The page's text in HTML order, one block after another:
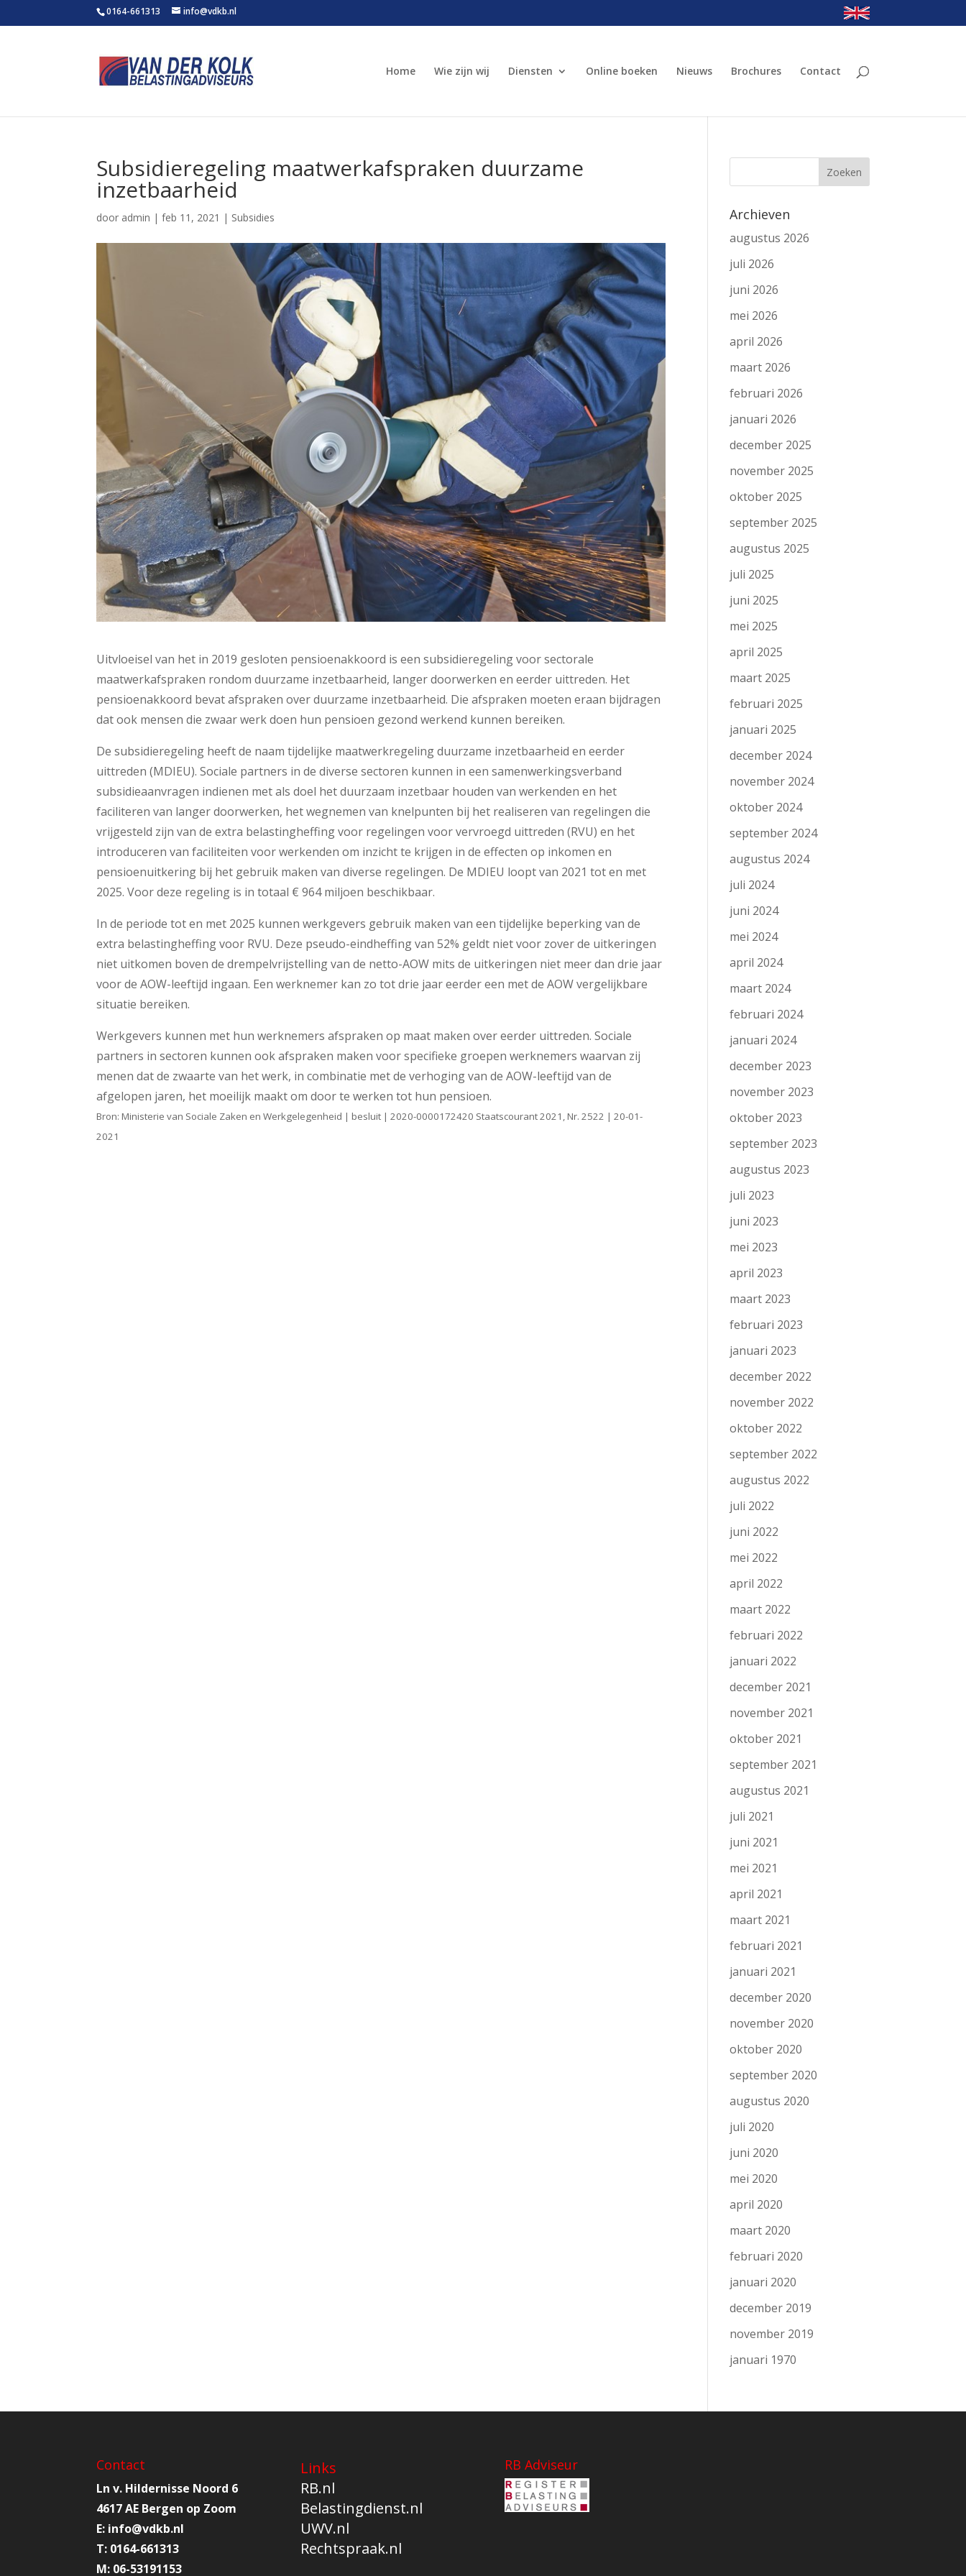
0164-661313 info@vdkb.nl
Home Wie zijn wij Diensten Online boeken Nieuws Brochures Contact
Subsidieregeling maatwerkafspraken duurzame
inzetbaarheid
door admin |feb 11, 2021 | Subsidies
Uitvloeisel van het in 2019 gesloten pensioenakkoord is een subsidieregeling voor sectorale
maatwerkafspraken rondom duurzame inzetbaarheid, langer doorwerken en eerder uittreden. Het
pensioenakkoord bevat afspraken over duurzame inzetbaarheid. Die afspraken moeten eraan bijdragen
dat ook mensen die zwaar werk doen hun pensioen gezond werkend kunnen bereiken.
De subsidieregeling heeft de naam tijdelijke maatwerkregeling duurzame inzetbaarheid en eerder
uittreden (MDIEU). Sociale partners in de diverse sectoren kunnen in een samenwerkingsverband
subsidieaanvragen indienen met als doel het duurzaam inzetbaar houden van werkenden en het
faciliteren van langer doorwerken, het wegnemen van knelpunten bij het realiseren van regelingen die
vrijgesteld zijn van de extra belastingheffing voor regelingen voor vervroegd uittreden (RVU) en het
introduceren van faciliteiten voor werkenden om inzicht te krijgen in de effecten op inkomen en
pensioenuitkering bij het gebruik maken van diverse regelingen. De MDIEU loopt van 2021 tot en met
2025. Voor deze regeling is in totaal € 964 miljoen beschikbaar.
In de periode tot en met 2025 kunnen werkgevers gebruik maken van een tijdelijke beperking van de
extra belastingheffing voor RVU. Deze pseudo-eindheffing van 52% geldt niet voor zover de uitkeringen
niet uitkomen boven de drempelvrijstelling van de netto-AOW mits de uitkeringen niet meer dan drie jaar
voor de AOW-leeftijd ingaan. Een werknemer kan zo tot drie jaar eerder een met de AOW vergelijkbare
situatie bereiken.
Werkgevers kunnen met hun werknemers afspraken op maat maken over eerder uittreden. Sociale
partners in sectoren kunnen ook afspraken maken voor specifieke groepen werknemers waarvan zij
menen dat de zwaarte van het werk, in combinatie met de verhoging van de AOW-leeftijd van de
afgelopen jaren, het moeilijk maakt om door te werken tot hun pensioen.
Bron: Ministerie van Sociale Zaken en Werkgelegenheid | besluit | 2020-0000172420 Staatscourant 2021, Nr. 2522 | 20-01-
2021
Archieven
augustus 2026
juli 2026
juni 2026
mei 2026
april 2026
maart 2026
februari 2026
januari 2026
december 2025
november 2025
oktober 2025
september 2025
augustus 2025
juli 2025
juni 2025
mei 2025
april 2025
maart 2025
februari 2025
januari 2025
december 2024
november 2024
oktober 2024
september 2024
augustus 2024
juli 2024
juni 2024
mei 2024
april 2024
maart 2024
februari 2024
januari 2024
december 2023
november 2023
oktober 2023
september 2023
augustus 2023
juli 2023
juni 2023
mei 2023
april 2023
maart 2023
februari 2023
januari 2023
december 2022
november 2022
oktober 2022
september 2022
augustus 2022
juli 2022
juni 2022
mei 2022
april 2022
maart 2022
februari 2022
januari 2022
december 2021
november 2021
oktober 2021
september 2021
augustus 2021
juli 2021
juni 2021
mei 2021
april 2021
maart 2021
februari 2021
januari 2021
december 2020
november 2020
oktober 2020
september 2020
augustus 2020
juli 2020
juni 2020
mei 2020
april 2020
maart 2020
februari 2020
januari 2020
december 2019
november 2019
januari 1970
Contact
Ln v. Hildernisse Noord 6
4617 AE Bergen op Zoom
E: info@vdkb.nl
T: 0164-661313
M: 06-53191153
Links
RB.nl
Belastingdienst.nl
UWV.nl
Rechtspraak.nl
RB Adviseur